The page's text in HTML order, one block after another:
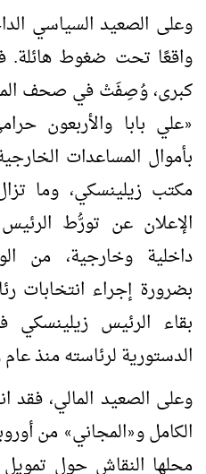
وعلى الصعيد السياسي
واقعًا تحت ضغوط
كبرى، وُصِفَتْ في صحف
«علي بابا والأربعون
بأموال المساعدات
مكتب زيلينسكي، وما
الإعلان عن تورُّط
داخلية وخارجية، من
بضرورة إجراء انتخابات
بقاء الرئيس زيلينسكي
الدستورية لرئاسته منذ
وعلى الصعيد المالي، فقد
الكامل و«المجاني» من
محلها النقاش حول تمويل